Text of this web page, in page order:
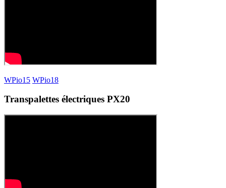
WPio15 WPio18
Transpalettes électriques PX20